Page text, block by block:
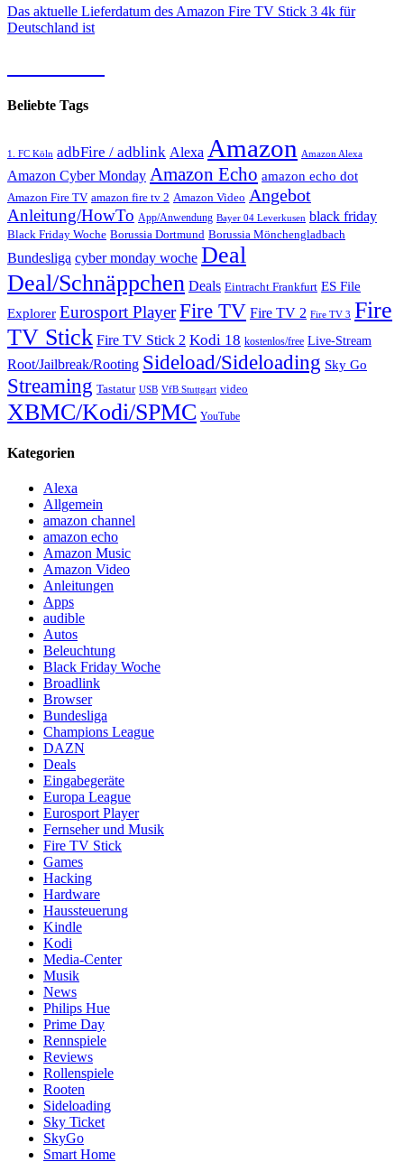
Das aktuelle Lieferdatum des Amazon Fire TV Stick 3 4k für
Deutschland ist
Beliebte Tags
1. FC Köln adbFire / adblink Alexa Amazon Amazon Alexa
Amazon Cyber Monday Amazon Echo amazon echo dot
Amazon Fire TV amazon fire tv 2 Amazon Video Angebot
Anleitung/HowTo App/Anwendung Bayer 04 Leverkusen black friday
Black Friday Woche Borussia Dortmund Borussia Mönchengladbach
Bundesliga cyber monday woche Deal
Deal/Schnäppchen Deals Eintracht Frankfurt ES File
Explorer Eurosport PlayerFire TV Fire TV 2 Fire TV 3 Fire
TV Stick Fire TV Stick 2 Kodi 18 kostenlos/free Live-Stream
Root/Jailbreak/Rooting Sideload/Sideloading Sky Go
Streaming Tastatur USB VfB Stuttgart video
XBMC/Kodi/SPMC YouTube
Kategorien
Alexa
Allgemein
amazon channel
amazon echo
Amazon Music
Amazon Video
Anleitungen
Apps
audible
Autos
Beleuchtung
Black Friday Woche
Broadlink
Browser
Bundesliga
Champions League
DAZN
Deals
Eingabegeräte
Europa League
Eurosport Player
Fernseher und Musik
Fire TV Stick
Games
Hacking
Hardware
Haussteuerung
Kindle
Kodi
Media-Center
Musik
News
Philips Hue
Prime Day
Rennspiele
Reviews
Rollenspiele
Rooten
Sideloading
Sky Ticket
SkyGo
Smart Home